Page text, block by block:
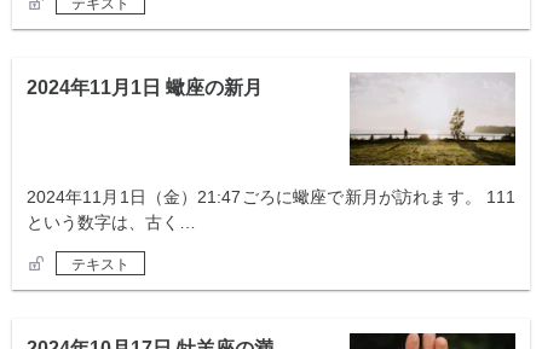
テキスト
2024年11月1日 蠍座の新月
2024年11月1日（金）21:47ごろに蠍座で新月が訪れます。 111
という数字は、古く…
テキスト